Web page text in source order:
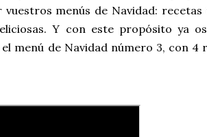
menús de Navidad: recetas
Y con este propósito ya
menú de Navidad número 3, con 4